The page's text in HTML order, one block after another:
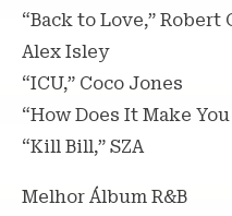
“Back to Love,”
Alex Isley
“ICU,” Coco Jones
“How Does It Make
“Kill Bill,” SZA
Melhor Álbum R&B